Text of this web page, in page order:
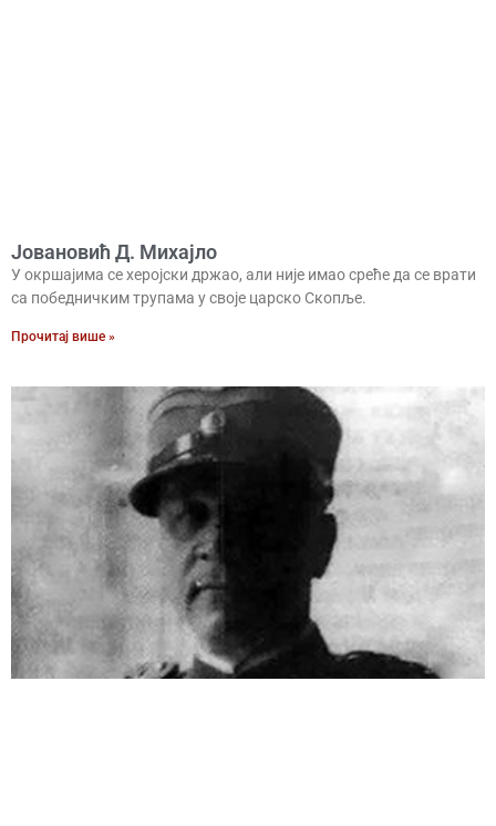
Јовановић Д. Михајло
У окршајима се херојски држао, али није имао среће да се врати
са победничким трупама у своје царско Скопље.
Прочитај више »